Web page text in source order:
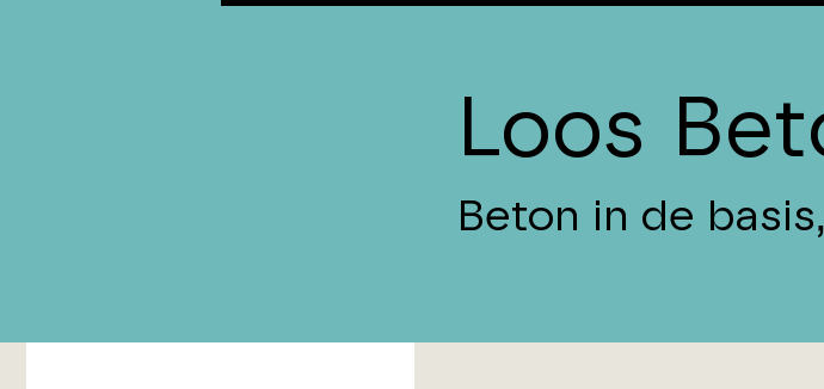
Loos
Beton in de